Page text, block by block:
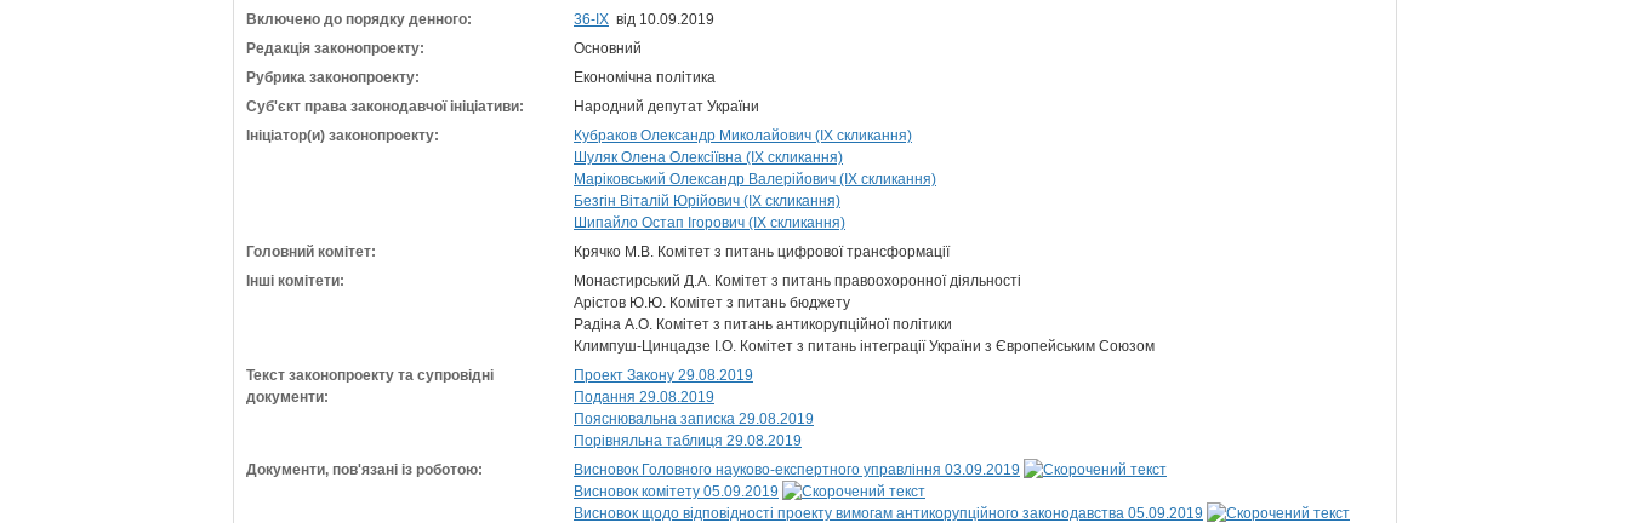
Включено до порядку денного:
36-ІХ від 10.09.2019
Редакція законопроекту:
Основний
Рубрика законопроекту:
Економічна політика
Суб'єкт права законодавчої ініціативи:
Народний депутат України
Ініціатор(и) законопроекту:
Кубраков Олександр Миколайович (IX скликання)
Шуляк Олена Олексіївна (IX скликання)
Маріковський Олександр Валерійович (IX скликання)
Безгін Віталій Юрійович (IX скликання)
Шипайло Остап Ігорович (IX скликання)
Головний комітет:
Крячко М.В. Комітет з питань цифрової трансформації
Інші комітети:
Монастирський Д.А. Комітет з питань правоохоронної діяльності
Арістов Ю.Ю. Комітет з питань бюджету
Радіна А.О. Комітет з питань антикорупційної політики
Климпуш-Цинцадзе І.О. Комітет з питань інтеграції України з Європейським Союзом
Текст законопроекту та супровідні
документи:
Проект Закону 29.08.2019
Подання 29.08.2019
Пояснювальна записка 29.08.2019
Порівняльна таблиця 29.08.2019
Документи, пов'язані із роботою:
Висновок Головного науково-експертного управління 03.09.2019
Висновок комітету 05.09.2019
Висновок щодо відповідності проекту вимогам антикорупційного законодавства 05.09.2019